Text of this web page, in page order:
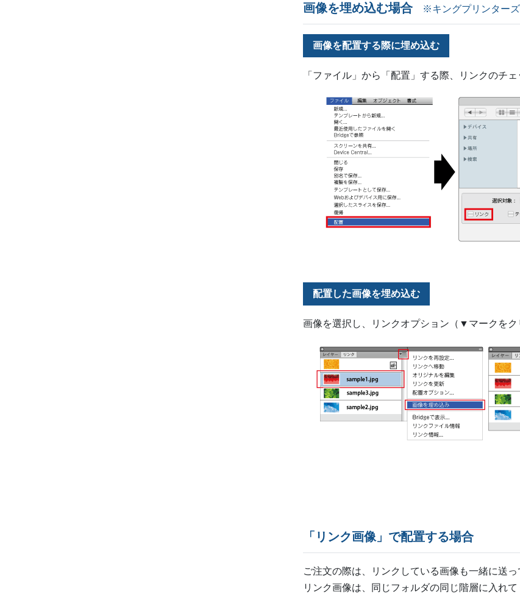
画像を埋め込む場合 ※キングプリンター
画像を配置する際に埋め込む
「ファイル」から「配置」する際、リンクのチ
配置した画像を埋め込む
画像を選択し、リンクオプション（▼マークをク
「リンク画像」で配置する場合
ご注文の際は、リンクしている画像も一緒に送
リンク画像は、同じフォルダの同じ階層に入れて